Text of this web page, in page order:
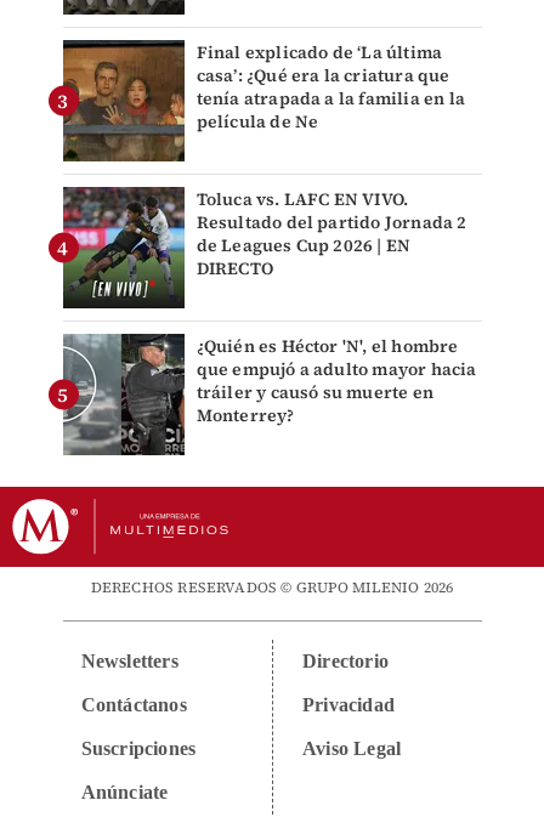
Final explicado de ‘La última
casa’: ¿Qué era la criatura que
tenía atrapada a la familia en la
película de Ne
Toluca vs. LAFC EN VIVO.
Resultado del partido Jornada 2
de Leagues Cup 2026 | EN
DIRECTO
¿Quién es Héctor 'N', el hombre
que empujó a adulto mayor hacia
tráiler y causó su muerte en
Monterrey?
DERECHOS RESERVADOS © GRUPO MILENIO 2026
Newsletters
Contáctanos
Suscripciones
Anúnciate
Directorio
Privacidad
Aviso Legal